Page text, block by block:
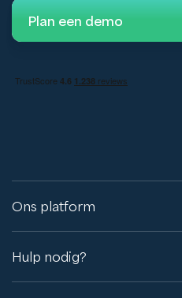
Plan een demo
Ons platform
Hulp nodig?